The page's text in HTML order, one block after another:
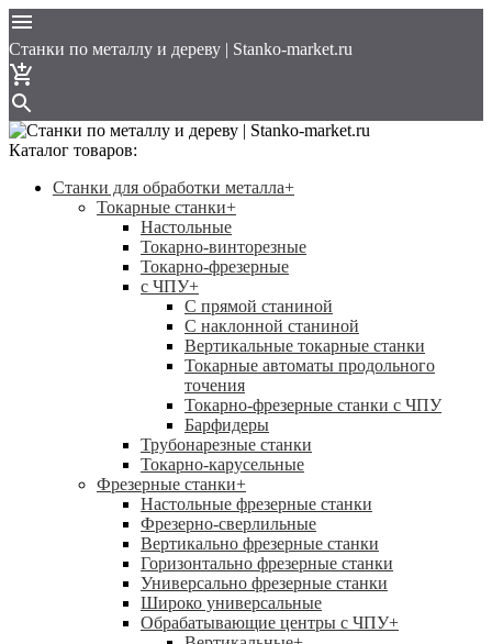
Cтанки по металлу и дереву | Stanko-market.ru
Каталог товаров:
Станки для обработки металла+
Токарные станки+
Настольные
Токарно-винторезные
Токарно-фрезерные
с ЧПУ+
С прямой станиной
C наклонной станиной
Вертикальные токарные станки
Токарные автоматы продольного
точения
Токарно-фрезерные станки с ЧПУ
Барфидеры
Трубонарезные станки
Токарно-карусельные
Фрезерные станки+
Настольные фрезерные станки
Фрезерно-сверлильные
Вертикально фрезерные станки
Горизонтально фрезерные станки
Универсально фрезерные станки
Широко универсальные
Обрабатывающие центры с ЧПУ+